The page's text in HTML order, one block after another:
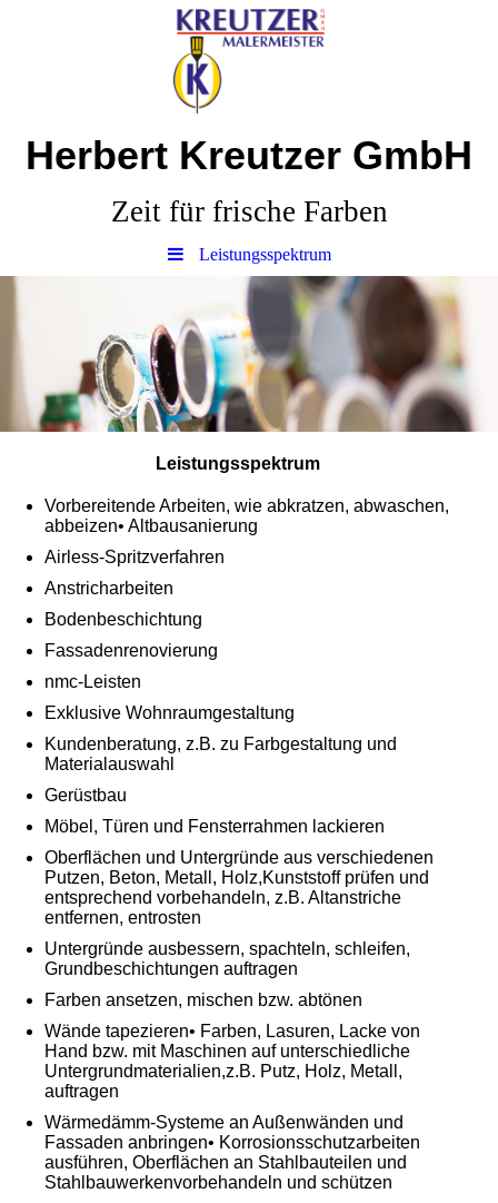
Herbert Kreutzer GmbH
Zeit für frische Farben
Leistungsspektrum
Leistungsspektrum
Vorbereitende Arbeiten, wie abkratzen, abwaschen,
abbeizen• Altbausanierung
Airless-Spritzverfahren
Anstricharbeiten
Bodenbeschichtung
Fassadenrenovierung
nmc-Leisten
Exklusive Wohnraumgestaltung
Kundenberatung, z.B. zu Farbgestaltung und
Materialauswahl
Gerüstbau
Möbel, Türen und Fensterrahmen lackieren
Oberflächen und Untergründe aus verschiedenen
Putzen, Beton, Metall, Holz,Kunststoff prüfen und
entsprechend vorbehandeln, z.B. Altanstriche
entfernen, entrosten
Untergründe ausbessern, spachteln, schleifen,
Grundbeschichtungen auftragen
Farben ansetzen, mischen bzw. abtönen
Wände tapezieren• Farben, Lasuren, Lacke von
Hand bzw. mit Maschinen auf unterschiedliche
Untergrundmaterialien,z.B. Putz, Holz, Metall,
auftragen
Wärmedämm-Systeme an Außenwänden und
Fassaden anbringen• Korrosionsschutzarbeiten
ausführen, Oberflächen an Stahlbauteilen und
Stahlbauwerkenvorbehandeln und schützen